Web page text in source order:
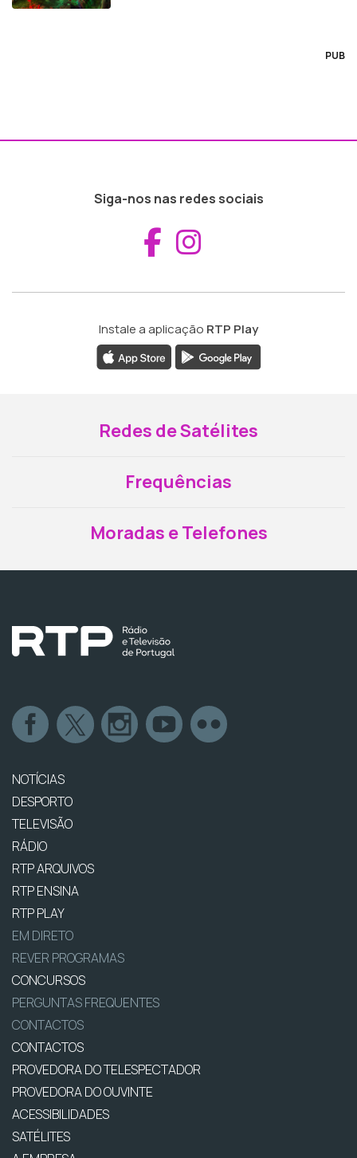
PUB
Siga-nos nas redes sociais
Aceder ao
Instale a aplicação RTP Play
Redes de Satélites
Frequências
Moradas e Telefones
NOTÍCIAS
DESPORTO
TELEVISÃO
RÁDIO
RTP ARQUIVOS
RTP ENSINA
RTP PLAY
EM DIRETO
REVER PROGRAMAS
CONCURSOS
PERGUNTAS FREQUENTES
CONTACTOS
CONTACTOS
PROVEDORA DO TELESPECTADOR
PROVEDORA DO OUVINTE
ACESSIBILIDADES
SATÉLITES